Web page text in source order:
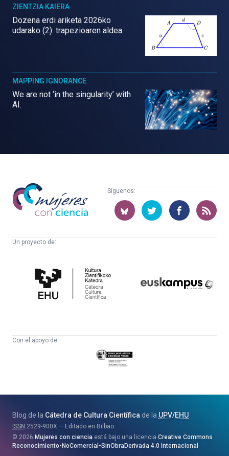
ZIENTZIA KAIERA
Dozena erdi ariketa 2026ko
udarako (2): trapezioaren aldea
MAPPING IGNORANCE
We are not ‘in the singularity’ with
AI.
Mujeres
con
ciencia
Síguenos:
Un proyecto de:
Cultura
Científica
Con el apoyo de:
Eusko
Jaurlaritza
eta
Berrikuntza
Saila
Blog de la Cátedra de Cultura Científica de la UPV/EHU
ISSN 2529-900X
Editado en Bilbao
2026 Mujeres con ciencia está bajo una licencia Creative Commons
Reconocimiento-NoComercial-SinObraDerivada 4.0 Internacional